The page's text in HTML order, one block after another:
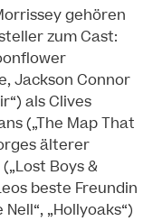
gehören
zum Cast:
Jackson Connor
als Clives
(„The Map That
älterer
Boys &
beste Freundin
„Hollyoaks“)